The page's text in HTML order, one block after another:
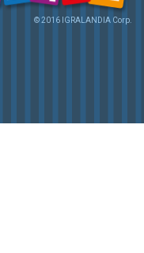
© 2016 IGRALANDIA Corp.